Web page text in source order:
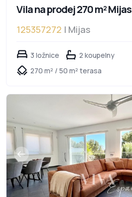
Vila na prodej 270 m² Mijas
125357272 | Mijas
3 ložnice
2 koupelny
270 m² / 50 m² terasa